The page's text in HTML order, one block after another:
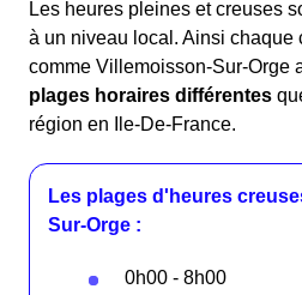
Les heures pleines et creuses
à un niveau local. Ainsi chaque
comme Villemoisson-Sur-Orge
plages horaires différentes
région en Ile-De-France.
Les plages d'heures
Sur-Orge :
0h00 - 8h00